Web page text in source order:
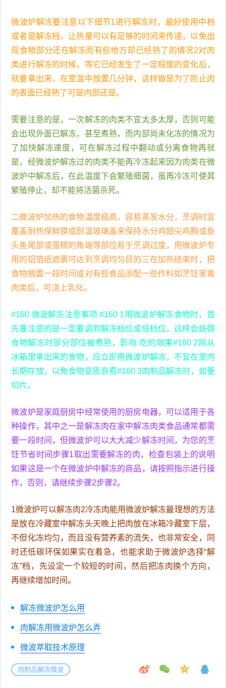
微波炉解冻要注意以下细节1进行解冻时，最好使用中档
或者是解冻档，让热量可以有足够的时间来传递，以免出
现食物部分还在解冻而有些地方却已经熟了的情况2对肉
类进行解冻的时候，等它已经发生了一定程度的变化后，
就要拿出来，在室温中放置几分钟，这样做是为了防止肉
的表面已经熟了可是内部还是。
需要注意的是，一次解冻的肉类不宜太多太厚，否则可能
会出现外面已解冻，甚至煮熟，而内部尚未化冻的情况为
了加快解冻速度，可在解冻过程中翻动或分离食物再就
是，经微波炉解冻过的肉类不能再冷冻起来因为肉类在微
波炉中解冻后，在此温度下会繁殖细菌，虽再冷冻可使其
繁殖停止，却不能将活菌杀死。
二微波炉加热的食物温度极高，容易蒸发水分，烹调时宜
覆盖耐热保鲜膜或耐温玻璃盖来保持水分鸡翅尖鸡胸或鱼
头鱼尾部或蛋糕的角端等部位易于烹调过度，用微波炉专
用的铝箔纸遮裹可达到烹调均匀目的三在加热结束时，把
食物搁置一段时间或对有些食品添配一些作料如烹饪家禽
肉类后，可浇上乳化。
#160 微波解冻注意事项 #160 1用微波炉解冻食物时，首
先要注意的是一定要调到解冻档位或低档位，这样会妨碍
食物解冻时部分部位被煮熟，影响 吃的效果#160 2刚从
冰箱里拿出来的食物，应立即用微波炉解冻，不宜在室内
长期存放，以免食物变质浪费#160 3肉制品解冻时，如要
切片。
微波炉是家庭厨房中经常使用的厨房电器，可以适用于各
种操作，其中之一是解冻肉在家中解冻肉类食品通常都需
要一段时间，但微波炉可以大大减少解冻时间，为您的烹
饪节省时间步骤1取出需要解冻的肉，检查包装上的说明
如果这是一个在微波炉中解冻的商品，请按照指示进行操
作，否则，请继续步骤2步骤2。
1微波炉可以解冻肉2冷冻肉能用微波炉解冻最理想的方法
是放在冷藏室中解冻头天晚上把肉放在冰箱冷藏室下层，
不但化冻均匀，而且没有营养素的流失，也非常安全，同
时还低碳环保如果实在着急，也能求助于微波炉选择“解
冻”档，先设定一个较短的时间，然后把冻肉换个方向，
再继续增加时间。
解冻微波炉怎么用
肉解冻用微波炉怎么弄
微波萃取技术原理
肉制品解冻微波